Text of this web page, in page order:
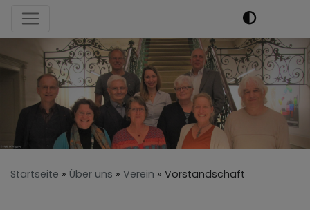
Hauptnavigation
Startseite Über uns Verein Vorstandschaft